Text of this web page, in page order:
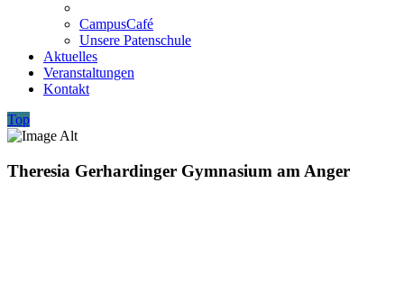
CampusCafé
Unsere Patenschule
Aktuelles
Veranstaltungen
Kontakt
Top
Theresia Gerhardinger Gymnasium am Anger